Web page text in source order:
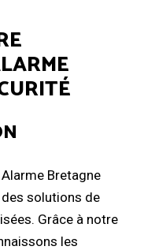
Bretagne
solutions de
Grâce à notre
les